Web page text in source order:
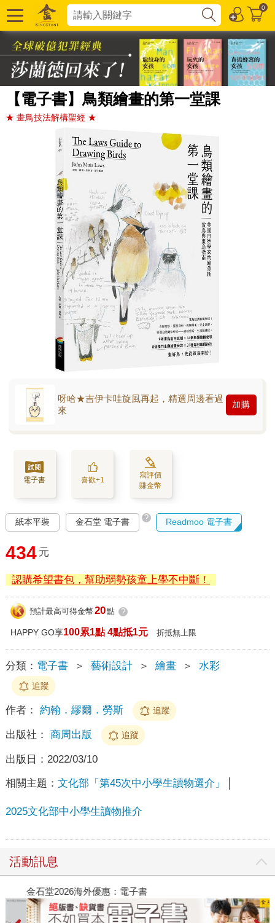
0
【電子書】鳥類繪畫的第一堂課
★ 畫鳥技法解構聖經 ★
呀哈★吉伊卡哇旋風再起，精選周邊看過
來
加購
電子書 喜歡+1
寫評價
賺金幣
紙本平裝 金石堂 電子書 ? Readmoo 電子書
434 元
認購希望書包，幫助弱勢孩童上學不中斷！
預計最高可得金幣 20點 ?
HAPPY GO享100累1點 4點抵1元 折抵無上限
分類： 電子書 ＞ 藝術設計 ＞ 繪畫 ＞ 水彩
追蹤
作者： 約翰．繆爾．勞斯 追蹤
出版社： 商周出版 追蹤
出版日： 2022/03/10
相關主題： 文化部「第45次中小學生讀物選介」
2025文化部中小學生讀物推介
活動訊息
金石堂2026海外優惠：電子書